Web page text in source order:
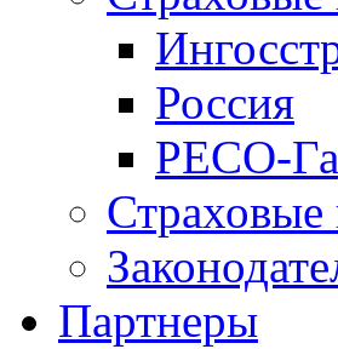
Россия
РЕСО-
Партнеры